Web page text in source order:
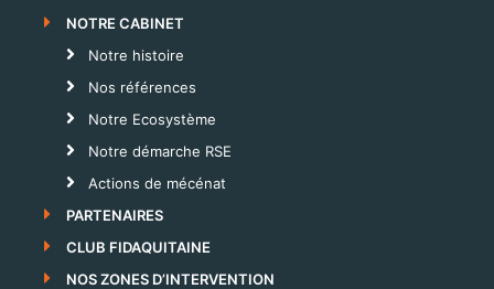
NOTRE CABINET
Notre histoire
Nos références
Notre Ecosystème
Notre démarche RSE
Actions de mécénat
PARTENAIRES
CLUB FIDAQUITAINE
NOS ZONES D’INTERVENTION